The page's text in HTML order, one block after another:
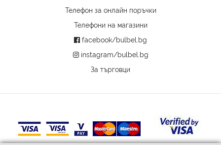
Телефон за онлайн поръчки
Телефони на магазини
facebook/bulbel.bg
instagram/bulbel.bg
За търговци